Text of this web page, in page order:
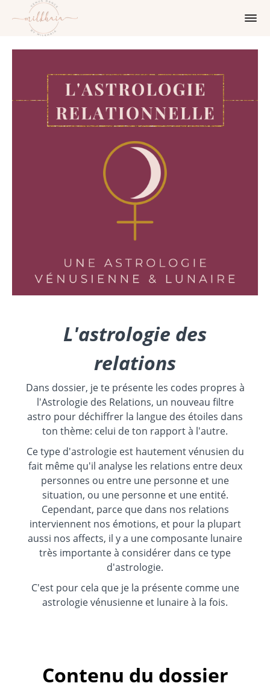
L'astrologie des
relations
Dans dossier, je te présente les codes propres à
l'Astrologie des Relations, un nouveau filtre
astro pour déchiffrer la langue des étoiles dans
ton thème: celui de ton rapport à l'autre.
Ce type d'astrologie est hautement vénusien du
fait même qu'il analyse les relations entre deux
personnes ou entre une personne et une
situation, ou une personne et une entité.
Cependant, parce que dans nos relations
interviennent nos émotions, et pour la plupart
aussi nos affects, il y a une composante lunaire
très importante à considérer dans ce type
d'astrologie.
C'est pour cela que je la présente comme une
astrologie vénusienne et lunaire à la fois.
Contenu du dossier